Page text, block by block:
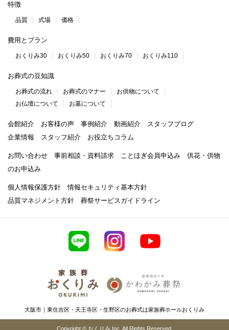
特徴
品質 式場 価格
費用とプラン
おくりみ30 おくりみ50 おくりみ70 おくりみ110
お葬式の豆知識
お葬式の流れ お葬式のマナー
お供物について
お仏壇について
お墓について
会館紹介 お客様の声 事例紹介 動画紹介
スタッフブログ
企業情報
スタッフ紹介 お役立ちコラム
お問い合わせ 事前相談・資料請求 ことほぎ会員申込み
供花・供物
のお申込み
個人情報保護方針
情報セキュリティ基本方針
品質マネジメント方針
葬祭サービスガイドライン
大阪市｜東住吉区・天王寺区・生野区のお葬式は家族葬ホールおくりみ
Copyright © おくりみ Inc. All Rights Reserved.